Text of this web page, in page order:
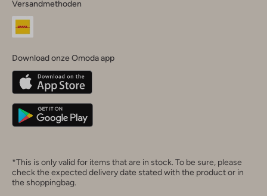
dein
Land
Belgique(Français)
Deutschland
Versandmethoden
Download onze Omoda app
*This is only valid for items that are in stock. To be sure, please
check the expected delivery date stated with the product or in
the shoppingbag.